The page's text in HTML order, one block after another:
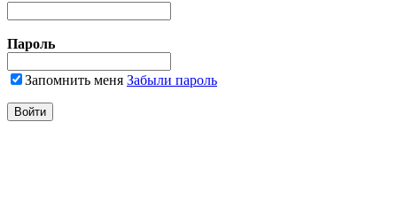
Пароль
Запомнить меня Забыли пароль